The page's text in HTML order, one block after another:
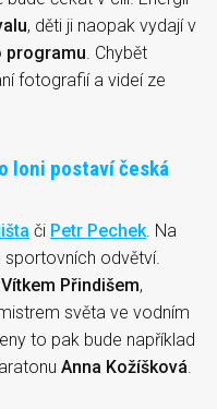
, děti ji naopak vydají v
programu . Chybět
fotografií a videí ze
loni postaví česká
či Petr Pechek . Na
odvětví.
Vítkem Přindišem,
světa ve vodním
to pak bude například
Anna Kožíšková